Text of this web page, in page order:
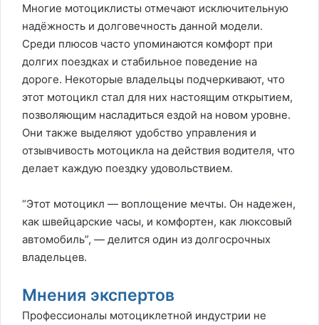
Многие мотоциклисты отмечают исключительную
надёжность и долговечность данной модели.
Среди плюсов часто упоминаются комфорт при
долгих поездках и стабильное поведение на
дороге. Некоторые владельцы подчеркивают, что
этот мотоцикл стал для них настоящим открытием,
позволяющим насладиться ездой на новом уровне.
Они также выделяют удобство управления и
отзывчивость мотоцикла на действия водителя, что
делает каждую поездку удовольствием.
“Этот мотоцикл — воплощение мечты. Он надежен,
как швейцарские часы, и комфортен, как люксовый
автомобиль”, — делится один из долгосрочных
владельцев.
Мнения экспертов
Профессионалы мотоциклетной индустрии не